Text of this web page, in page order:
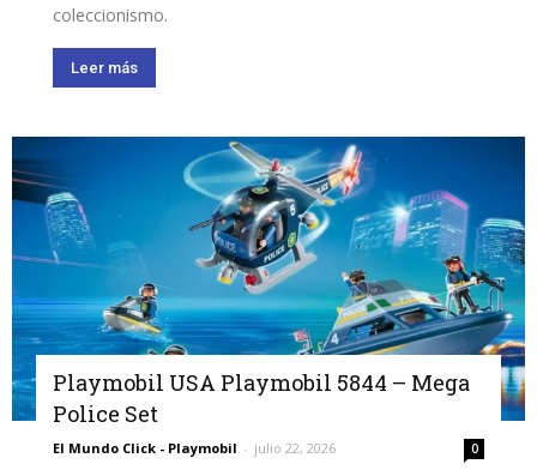
coleccionismo.
Leer más
Playmobil USA Playmobil 5844 – Mega
Police Set
El Mundo Click - Playmobil - julio 22, 2026 0